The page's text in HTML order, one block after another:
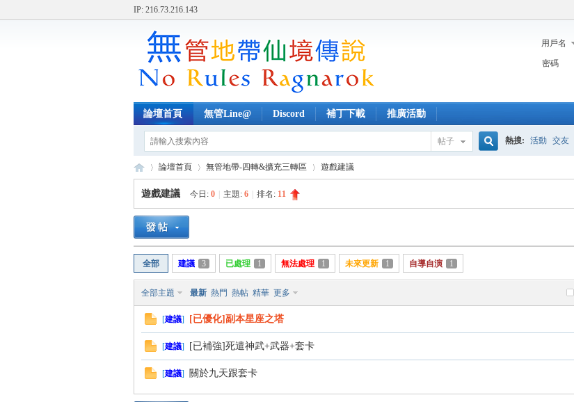
IP: 216.73.216.143
用戶名
密碼
論壇首頁 無管Line@ Discord 補丁下載 推廣活動
帖子 熱搜: 活動 交友
»
論壇首頁 無管地帶-四轉&擴充三轉區 遊戲建議
遊戲建議 今日: 0 主題: 6 排名: 11
全部 建議 3 已處理 1 無法處理 1 未來更新 1 自導自演 1
全部主題 最新 熱門 熱帖 精華 更多
[建議] [已優化]副本星座之塔
[建議] [已補強]死遣神武+武器+套卡
[建議] 關於九天跟套卡